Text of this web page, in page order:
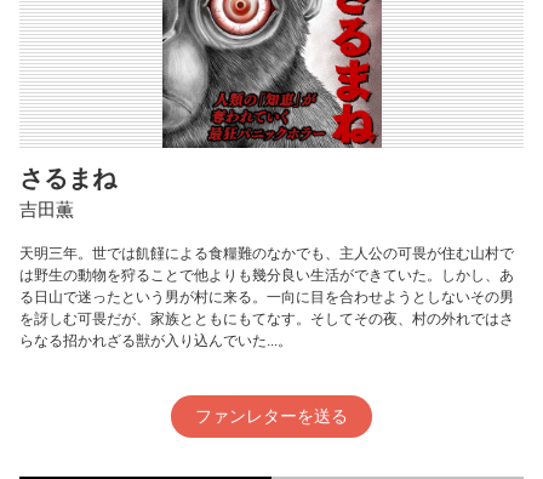
さるまね
吉田薫
天明三年。世では飢饉による食糧難のなかでも、主人公の可畏が住む山村で
は野生の動物を狩ることで他よりも幾分良い生活ができていた。しかし、あ
る日山で迷ったという男が村に来る。一向に目を合わせようとしないその男
を訝しむ可畏だが、家族とともにもてなす。そしてその夜、村の外れではさ
らなる招かれざる獣が入り込んでいた...。
ファンレターを送る